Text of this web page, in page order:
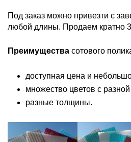
Под заказ можно привезти с
любой длины. Продаем кратно
Преимущества сотового
доступная цена и
множество цветов с
разные толщины.